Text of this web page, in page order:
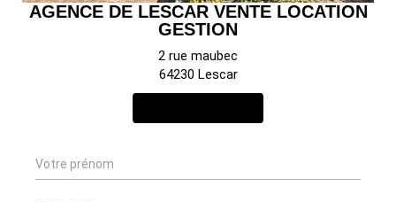
AGENCE DE LESCAR VENTE LOCATION
GESTION
2 rue maubec
64230 Lescar